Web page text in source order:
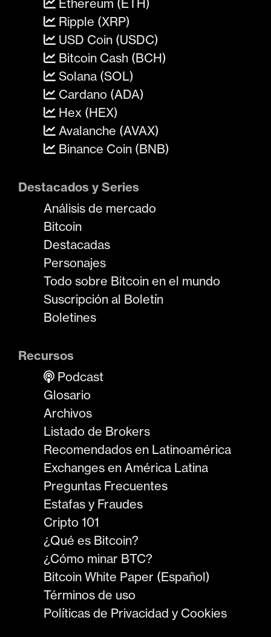
Ethereum (ETH)
Ripple (XRP)
USD Coin (USDC)
Bitcoin Cash (BCH)
Solana (SOL)
Cardano (ADA)
Hex (HEX)
Avalanche (AVAX)
Binance Coin (BNB)
Destacados y Series
Análisis de mercado
Bitcoin
Destacadas
Personajes
Todo sobre Bitcoin en el mundo
Suscripción al Boletín
Boletines
Recursos
Podcast
Glosario
Archivos
Listado de Brokers
Recomendados en Latinoamérica
Exchanges en América Latina
Preguntas Frecuentes
Estafas y Fraudes
Cripto 101
¿Qué es Bitcoin?
¿Cómo minar BTC?
Bitcoin White Paper (Español)
Términos de uso
Políticas de Privacidad y Cookies